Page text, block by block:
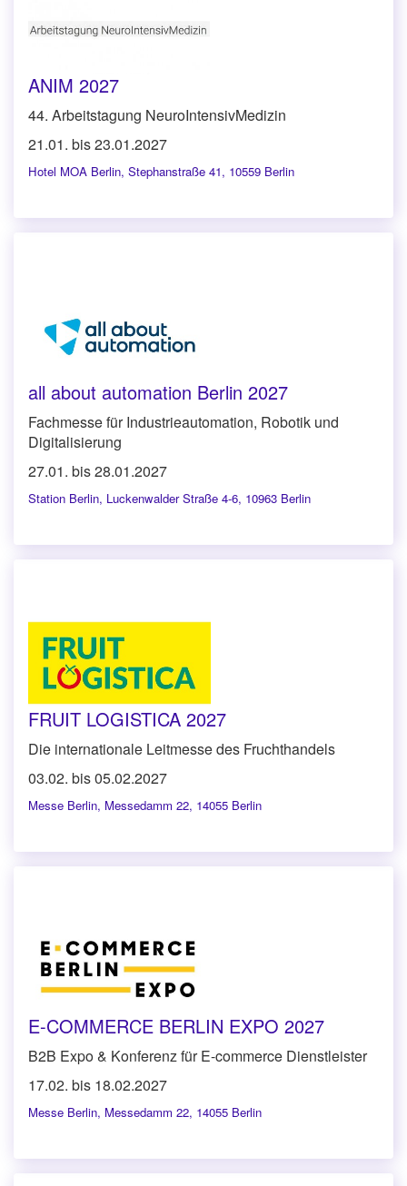
ANIM 2027
44. Arbeitstagung NeuroIntensivMedizin
21.01. bis 23.01.2027
Hotel MOA Berlin, Stephanstraße 41, 10559 Berlin
all about automation Berlin 2027
Fachmesse für Industrieautomation, Robotik und
Digitalisierung
27.01. bis 28.01.2027
Station Berlin, Luckenwalder Straße 4-6, 10963 Berlin
FRUIT LOGISTICA 2027
Die internationale Leitmesse des Fruchthandels
03.02. bis 05.02.2027
Messe Berlin, Messedamm 22, 14055 Berlin
E-COMMERCE BERLIN EXPO 2027
B2B Expo & Konferenz für E-commerce Dienstleister
17.02. bis 18.02.2027
Messe Berlin, Messedamm 22, 14055 Berlin